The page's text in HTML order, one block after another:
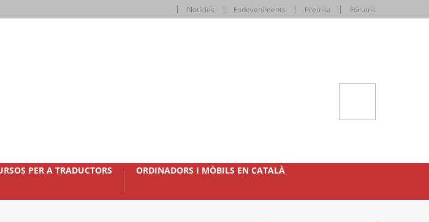
Notícies Esdeveniments Premsa Fòrums
PER A TRADUCTORS ORDINADORS I MÒBILS EN CATALÀ